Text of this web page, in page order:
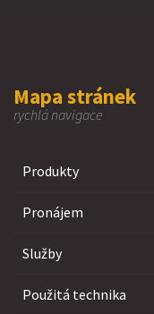
Mapa stránek
rychlá navigace
Produkty
Pronájem
Služby
Použitá technika